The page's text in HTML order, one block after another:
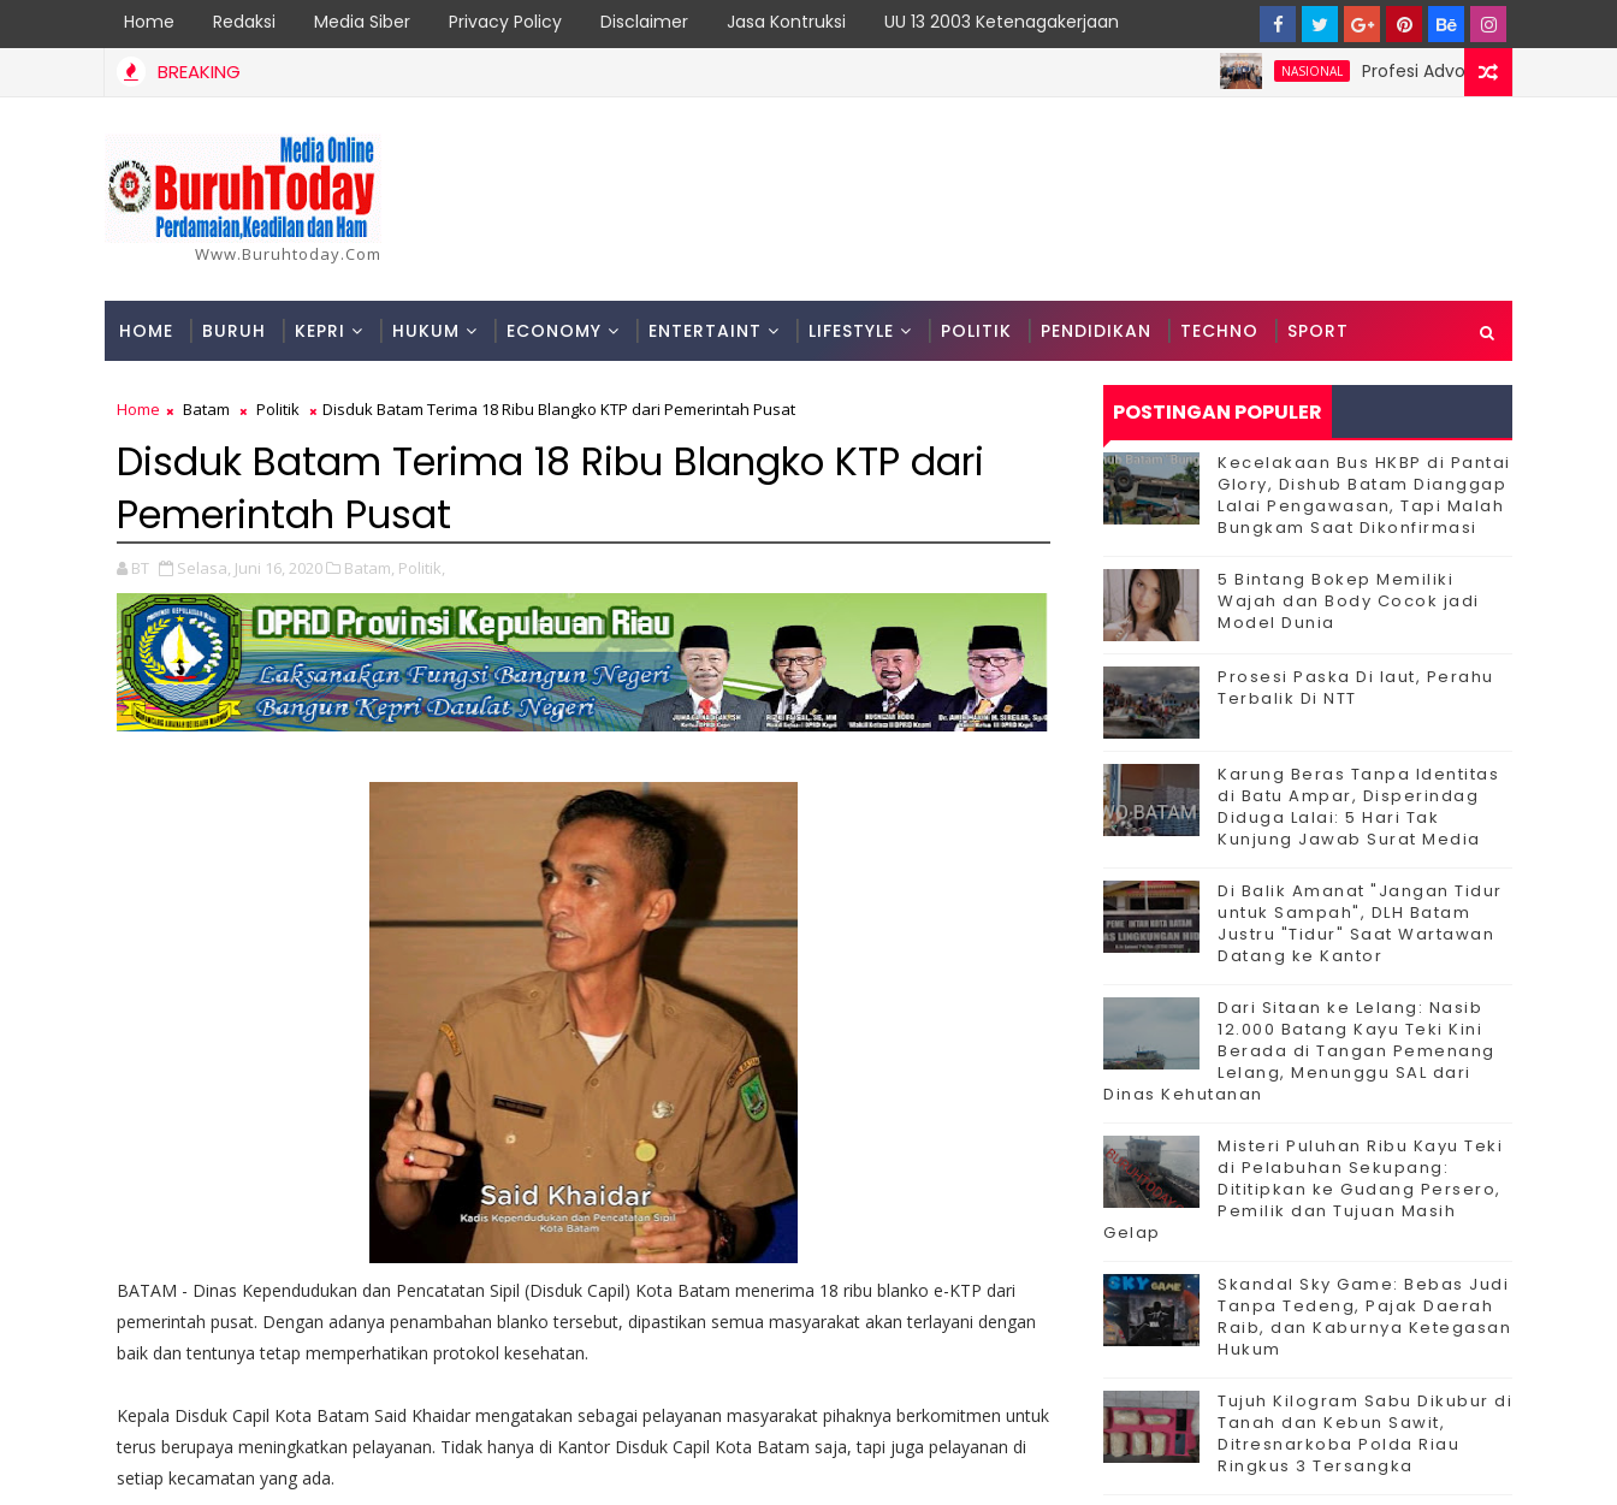
Home Redaksi Media Siber Privacy Policy Disclaimer Jasa Kontruksi UU 13 2003 Ketenagakerjaan
BREAKING NASIONAL Profesi Advokat Diduga Dilecehkan
Www.buruhtoday.com
HOME BURUH KEPRI HUKUM ECONOMY ENTERTAINT LIFESTYLE POLITIK PENDIDIKAN TECHNO SPORT
Home Batam Politik Disduk Batam Terima 18 Ribu Blangko KTP dari Pemerintah Pusat
Disduk Batam Terima 18 Ribu Blangko KTP dari
Pemerintah Pusat
BT Selasa, Juni 16, 2020 Batam, Politik,
BATAM - Dinas Kependudukan dan Pencatatan Sipil (Disduk Capil) Kota Batam menerima 18 ribu blanko e-KTP dari
pemerintah pusat. Dengan adanya penambahan blanko tersebut, dipastikan semua masyarakat akan terlayani dengan
baik dan tentunya tetap memperhatikan protokol kesehatan.
Kepala Disduk Capil Kota Batam Said Khaidar mengatakan sebagai pelayanan masyarakat pihaknya berkomitmen untuk
terus berupaya meningkatkan pelayanan. Tidak hanya di Kantor Disduk Capil Kota Batam saja, tapi juga pelayanan di
setiap kecamatan yang ada.
POSTINGAN POPULER
Kecelakaan Bus HKBP di Pantai
Glory, Dishub Batam Dianggap
Lalai Pengawasan, Tapi Malah
Bungkam Saat Dikonfirmasi
5 Bintang Bokep Memiliki
Wajah dan Body Cocok jadi
Model Dunia
Prosesi Paska Di laut, Perahu
Terbalik Di NTT
Karung Beras Tanpa Identitas
di Batu Ampar, Disperindag
Diduga Lalai: 5 Hari Tak
Kunjung Jawab Surat Media
Di Balik Amanat "Jangan Tidur
untuk Sampah", DLH Batam
Justru "Tidur" Saat Wartawan
Datang ke Kantor
Dari Sitaan ke Lelang: Nasib
12.000 Batang Kayu Teki Kini
Berada di Tangan Pemenang
Lelang, Menunggu SAL dari
Dinas Kehutanan
Misteri Puluhan Ribu Kayu Teki
di Pelabuhan Sekupang:
Dititipkan ke Gudang Persero,
Pemilik dan Tujuan Masih
Gelap
Skandal Sky Game: Bebas Judi
Tanpa Tedeng, Pajak Daerah
Raib, dan Kaburnya Ketegasan
Hukum
Tujuh Kilogram Sabu Dikubur di
Tanah dan Kebun Sawit,
Ditresnarkoba Polda Riau
Ringkus 3 Tersangka